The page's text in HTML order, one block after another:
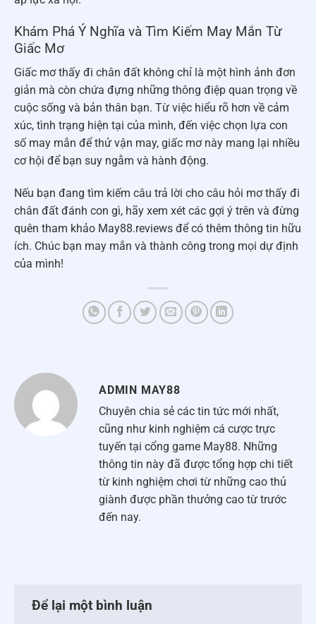
Khám Phá Ý Nghĩa và Tìm Kiếm May Mắn Từ
Giấc Mơ
Giấc mơ thấy đi chân đất không chỉ là một hình ảnh đơn
giản mà còn chứa đựng những thông điệp quan trọng về
cuộc sống và bản thân bạn. Từ việc hiểu rõ hơn về cảm
xúc, tình trạng hiện tại của mình, đến việc chọn lựa con
số may mắn để thử vận may, giấc mơ này mang lại nhiều
cơ hội để bạn suy ngẫm và hành động.
Nếu bạn đang tìm kiếm câu trả lời cho câu hỏi mơ thấy đi
chân đất đánh con gì, hãy xem xét các gợi ý trên và đừng
quên tham khảo May88.reviews để có thêm thông tin hữu
ích. Chúc bạn may mắn và thành công trong mọi dự định
của mình!
ADMIN MAY88
Chuyên chia sẻ các tin tức mới nhất,
cũng như kinh nghiệm cá cược trực
tuyến tại cổng game May88. Những
thông tin này đã được tổng hợp chi tiết
từ kinh nghiệm chơi từ những cao thủ
giành được phần thưởng cao từ trước
đến nay.
Để lại một bình luận